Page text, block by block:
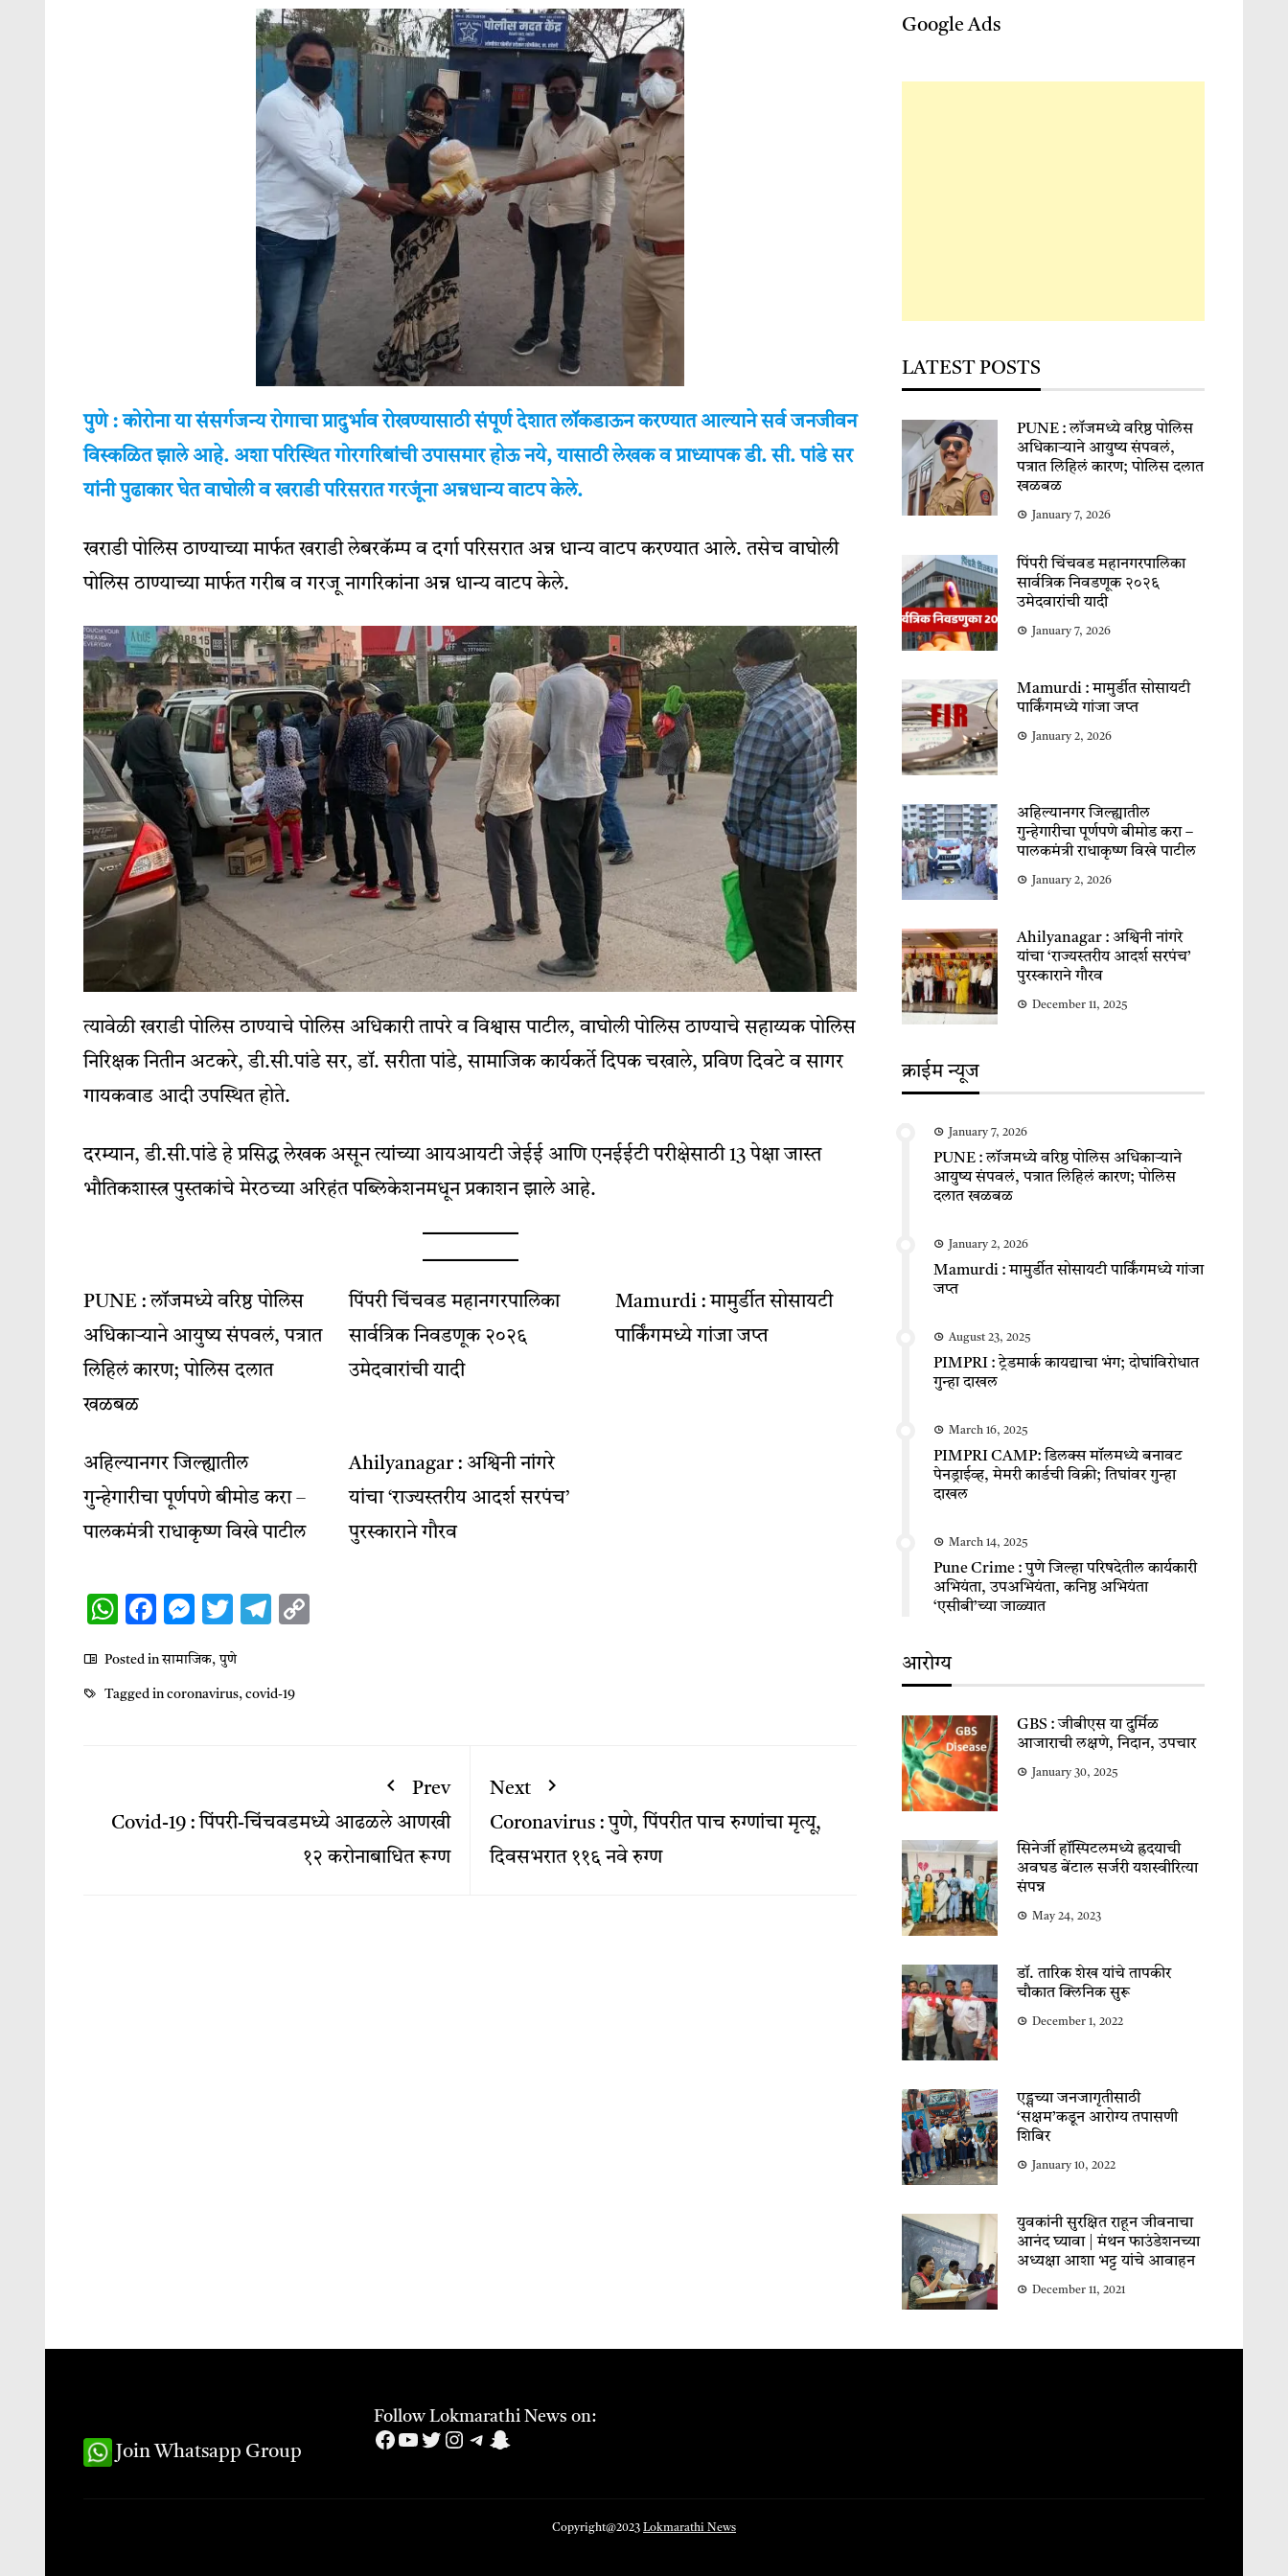
पुणे : कोरोना या संसर्गजन्य रोगाचा प्रादुर्भाव रोखण्यासाठी संपूर्ण देशात लॉकडाऊन करण्यात आल्याने सर्व जनजीवन
विस्कळित झाले आहे. अशा परिस्थित गोरगरिबांची उपासमार होऊ नये, यासाठी लेखक व प्राध्यापक डी. सी. पांडे सर
यांनी पुढाकार घेत वाघोली व खराडी परिसरात गरजूंना अन्नधान्य वाटप केले.
खराडी पोलिस ठाण्याच्या मार्फत खराडी लेबरकॅम्प व दर्गा परिसरात अन्न धान्य वाटप करण्यात आले. तसेच वाघोली
पोलिस ठाण्याच्या मार्फत गरीब व गरजू नागरिकांना अन्न धान्य वाटप केले.
त्यावेळी खराडी पोलिस ठाण्याचे पोलिस अधिकारी तापरे व विश्वास पाटील, वाघोली पोलिस ठाण्याचे सहाय्यक पोलिस
निरिक्षक नितीन अटकरे, डी.सी.पांडे सर, डॉ. सरीता पांडे, सामाजिक कार्यकर्ते दिपक चखाले, प्रविण दिवटे व सागर
गायकवाड आदी उपस्थित होते.
दरम्यान, डी.सी.पांडे हे प्रसिद्ध लेखक असून त्यांच्या आयआयटी जेईई आणि एनईईटी परीक्षेसाठी 13 पेक्षा जास्त
भौतिकशास्त्र पुस्तकांचे मेरठच्या अरिहंत पब्लिकेशनमधून प्रकाशन झाले आहे.
PUNE : लॉजमध्ये वरिष्ठ पोलिस
अधिकाऱ्याने आयुष्य संपवलं, पत्रात
लिहिलं कारण; पोलिस दलात
खळबळ
पिंपरी चिंचवड महानगरपालिका
सार्वत्रिक निवडणूक २०२६
उमेदवारांची यादी
Mamurdi : मामुर्डीत सोसायटी
पार्किंगमध्ये गांजा जप्त
अहिल्यानगर जिल्ह्यातील
गुन्हेगारीचा पूर्णपणे बीमोड करा –
पालकमंत्री राधाकृष्ण विखे पाटील
Ahilyanagar : अश्विनी नांगरे
यांचा ‘राज्यस्तरीय आदर्श सरपंच’
पुरस्काराने गौरव
WhatsApp
Facebook
Messenger
TwitterTelegram
Posted inसामाजिक,पुणे
Tagged in coronavirus, covid-19
Prev
Covid-19 : पिंपरी-चिंचवडमध्ये आढळले आणखी
१२ करोनाबाधित रूग्ण
Next
Coronavirus : पुणे, पिंपरीत पाच रुग्णांचा मृत्यू,
दिवसभरात ११६ नवे रुग्ण
Google Ads
LATEST POSTS
PUNE : लॉजमध्ये वरिष्ठ पोलिस
अधिकाऱ्याने आयुष्य संपवलं,
पत्रात लिहिलं कारण; पोलिस दलात
खळबळ
January 7, 2026
पिंपरी चिंचवड महानगरपालिका
सार्वत्रिक निवडणूक २०२६
उमेदवारांची यादी
January 7, 2026
Mamurdi : मामुर्डीत सोसायटी
पार्किंगमध्ये गांजा जप्त
January 2, 2026
अहिल्यानगर जिल्ह्यातील
गुन्हेगारीचा पूर्णपणे बीमोड करा –
पालकमंत्री राधाकृष्ण विखे पाटील
January 2, 2026
Ahilyanagar : अश्विनी नांगरे
यांचा ‘राज्यस्तरीय आदर्श सरपंच’
पुरस्काराने गौरव
December 11, 2025
क्राईम न्यूज
January 7, 2026
PUNE : लॉजमध्ये वरिष्ठ पोलिस अधिकाऱ्याने
आयुष्य संपवलं, पत्रात लिहिलं कारण; पोलिस
दलात खळबळ
January 2, 2026
Mamurdi : मामुर्डीत सोसायटी पार्किंगमध्ये गांजा
जप्त
August 23, 2025
PIMPRI : ट्रेडमार्क कायद्याचा भंग; दोघांविरोधात
गुन्हा दाखल
March 16, 2025
PIMPRI CAMP: डिलक्स मॉलमध्ये बनावट
पेनड्राईव्ह, मेमरी कार्डची विक्री; तिघांवर गुन्हा
दाखल
March 14, 2025
Pune Crime : पुणे जिल्हा परिषदेतील कार्यकारी
अभियंता, उपअभियंता, कनिष्ठ अभियंता
‘एसीबी’च्या जाळ्यात
आरोग्य
GBS : जीबीएस या दुर्मिळ
आजाराची लक्षणे, निदान, उपचार
January 30, 2025
सिनेर्जी हॉस्पिटलमध्ये ह्रदयाची
अवघड बेंटाल सर्जरी यशस्वीरित्या
संपन्न
May 24, 2023
डॉ. तारिक शेख यांचे तापकीर
चौकात क्लिनिक सुरू
December 1, 2022
एड्सच्या जनजागृतीसाठी
‘सक्षम’कडून आरोग्य तपासणी
शिबिर
January 10, 2022
युवकांनी सुरक्षित राहून जीवनाचा
आनंद घ्यावा | मंथन फाउंडेशनच्या
अध्यक्षा आशा भट्ट यांचे आवाहन
December 11, 2021
Join Whatsapp Group
Follow Lokmarathi News on:
Facebook
YouTube
Twitter
Instagram
Telegram
Snapchat
Copyright@2023 Lokmarathi News